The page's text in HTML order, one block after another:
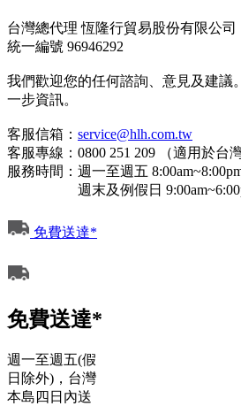
台灣總代理 恆隆行貿易股份有限公司
統一編號 96946292
我們歡迎您的任何諮詢、意見及建議
一步資訊。
客服信箱： service@hlh.com.tw
客服專線：0800 251 209 （適用於台灣
服務時間：週一至週五
週末及例假日
免費送達*
免費送達*
週一至週五(假
日除外)，台灣
本島四日內送